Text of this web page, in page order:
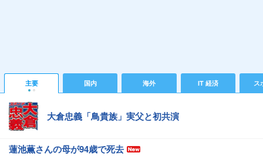
主要 国内 海外 IT 経済 ス
大倉忠義「鳥貴族」実父と初共演
蓮池薫さんの母が94歳で死去